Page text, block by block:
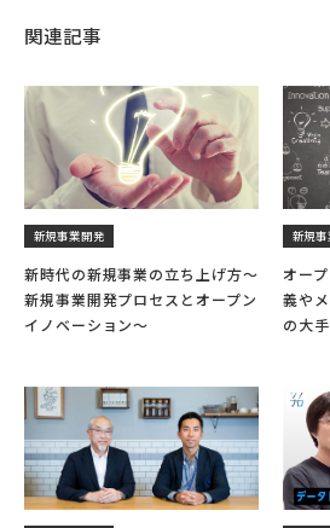
関連記事
新規事業開発
新時代の新規事業の立ち上げ方〜
新規事業開発プロセスとオープン
イノベーション〜
新規事
オー
義や
の大